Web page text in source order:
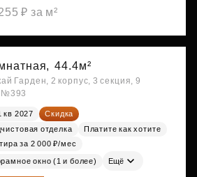
₽ за м²
44.4м²
Гарден, 2 корпус, 3 секция, 9
№393
кв 2027
Скидка
отделка
Платите как хотите
за 2 000 ₽/мес
окно (1 и более) Ещё